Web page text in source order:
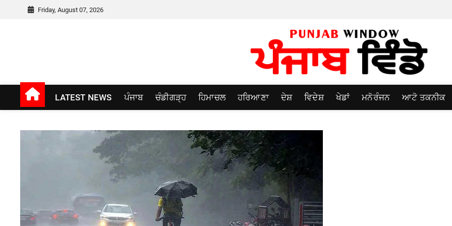
Friday, August 07, 2026
Punjab window
LATEST NEWS ਪੰਜਾਬ ਚੰਡੀਗੜ੍ਹ ਹਿਮਾਚਲ ਹਰਿਆਣਾ ਦੇਸ਼ ਵਿਦੇਸ਼ ਖੇਡਾਂ ਮਨੋਰੰਜਨ ਆਟੋ ਤਕਨੀਕ